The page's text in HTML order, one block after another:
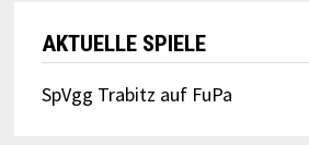
AKTUELLE SPIELE
SpVgg Trabitz auf FuPa